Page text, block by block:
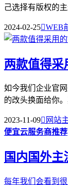
己选择有版权的
2024-02-25WEB
两款值得采
如今我们企业官
的改头换面给你
2023-11-09 网站
便宜云服务商推荐
国内国外主
每年我们会看到